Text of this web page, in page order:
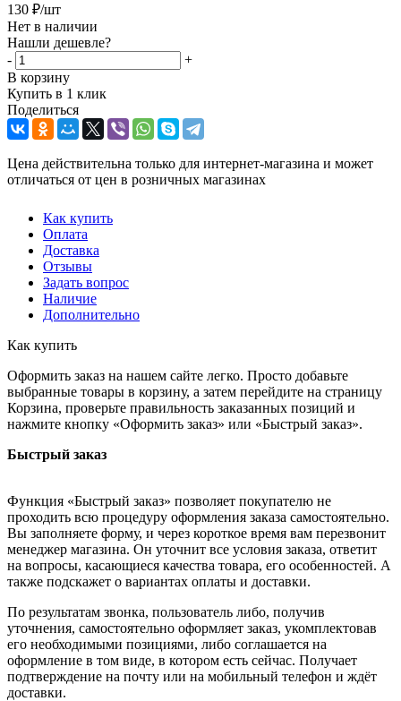
130 ₽/шт
Нет в наличии
Нашли дешевле?
-
+
В корзину
Купить в 1 клик
Поделиться
Цена действительна только для интернет-магазина и может
отличаться от цен в розничных магазинах
Как купить
Оплата
Доставка
Отзывы
Задать вопрос
Наличие
Дополнительно
Как купить
Оформить заказ на нашем сайте легко. Просто добавьте
выбранные товары в корзину, а затем перейдите на страницу
Корзина, проверьте правильность заказанных позиций и
нажмите кнопку «Оформить заказ» или «Быстрый заказ».
Быстрый заказ
Функция «Быстрый заказ» позволяет покупателю не
проходить всю процедуру оформления заказа самостоятельно.
Вы заполняете форму, и через короткое время вам перезвонит
менеджер магазина. Он уточнит все условия заказа, ответит
на вопросы, касающиеся качества товара, его особенностей. А
также подскажет о вариантах оплаты и доставки.
По результатам звонка, пользователь либо, получив
уточнения, самостоятельно оформляет заказ, укомплектовав
его необходимыми позициями, либо соглашается на
оформление в том виде, в котором есть сейчас. Получает
подтверждение на почту или на мобильный телефон и ждёт
доставки.